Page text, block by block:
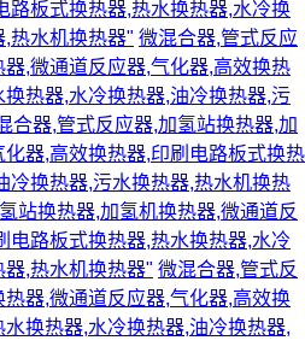
路板式换热器,热水换热器,水冷换
热水机换热器" 微混合器,管式反应
,微通道反应器,气化器,高效换热
热器,水冷换热器,油冷换热器,污
合器,管式反应器,加氢站换热器,加
器,高效换热器,印刷电路板式换热
冷换热器,污水换热器,热水机换热
站换热器,加氢机换热器,微通道反
电路板式换热器,热水换热器,水冷
,热水机换热器" 微混合器,管式反
器,微通道反应器,气化器,高效换
换热器,水冷换热器,油冷换热器,